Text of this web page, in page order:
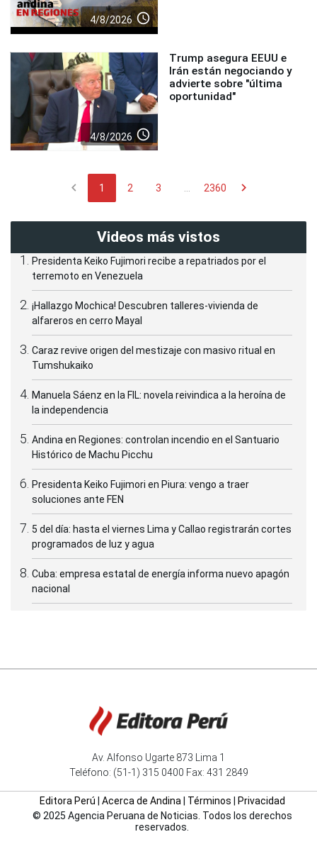
4/8/2026 access_time
4/8/2026 access_time
Trump asegura EEUU e
Irán están negociando y
advierte sobre "última
oportunidad"
chevron_left 1 2 3 ... 2360 chevron_right
Videos más vistos
Presidenta Keiko Fujimori recibe a repatriados por el
terremoto en Venezuela
¡Hallazgo Mochica! Descubren talleres-vivienda de
alfareros en cerro Mayal
Caraz revive origen del mestizaje con masivo ritual en
Tumshukaiko
Manuela Sáenz en la FIL: novela reivindica a la heroína de
la independencia
Andina en Regiones: controlan incendio en el Santuario
Histórico de Machu Picchu
Presidenta Keiko Fujimori en Piura: vengo a traer
soluciones ante FEN
5 del día: hasta el viernes Lima y Callao registrarán cortes
programados de luz y agua
Cuba: empresa estatal de energía informa nuevo apagón
nacional
Av. Alfonso Ugarte 873 Lima 1
Teléfono: (51-1) 315 0400 Fax: 431 2849
Editora Perú Acerca de Andina| Términos
Privacidad
© 2025 Agencia Peruana de Noticias. Todos los derechos
reservados.